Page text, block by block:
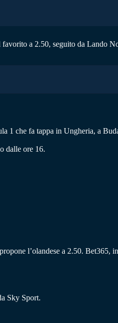
a 2.50, seguito da Lando
1 che fa tappa in Ungheria, a
dalle ore 16.
l’olandese a 2.50. Bet365,
Sky Sport.